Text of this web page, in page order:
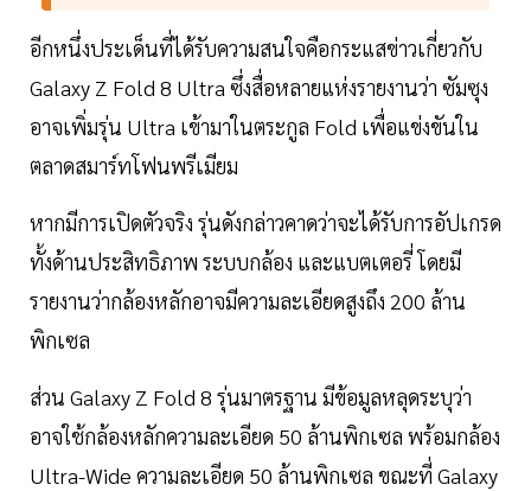
อีกหนึ่งประเด็นที่ได้รับความสนใจคือกระแสข่าวเกี่ยวกับ
Galaxy Z Fold 8 Ultra ซึ่งสื่อหลายแห่งรายงานว่า ซัมซุง
อาจเพิ่มรุ่น Ultra เข้ามาในตระกูล Fold เพื่อแข่งขันใน
ตลาดสมาร์ทโฟนพรีเมียม
หากมีการเปิดตัวจริง รุ่นดังกล่าวคาดว่าจะได้รับการอัปเกรด
ทั้งด้านประสิทธิภาพ ระบบกล้อง และแบตเตอรี่ โดยมี
รายงานว่ากล้องหลักอาจมีความละเอียดสูงถึง 200 ล้าน
พิกเซล
ส่วน Galaxy Z Fold 8 รุ่นมาตรฐาน มีข้อมูลหลุดระบุว่า
อาจใช้กล้องหลักความละเอียด 50 ล้านพิกเซล พร้อมกล้อง
Ultra-Wide ความละเอียด 50 ล้านพิกเซล ขณะที่ Galaxy